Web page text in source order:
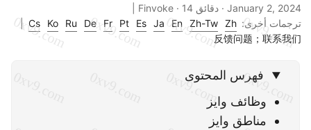
January 2, 2024 · دقائق 14 · Finvoke |
ترجمات أخرى: Zh
Zh-Tw
En
Ja
Es
Pt
Fr
De
Ru
Ko
Cs
反馈问题；联系我们
فهرس المحتوى
وظائف وايز
مناطق وايز